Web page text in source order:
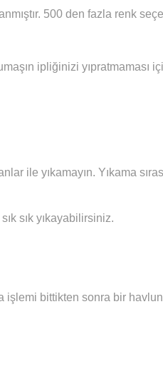
500 den fazla renk
ipliğinizi
ile yıkamayın. Yıkama
sık yıkayabilirsiniz.
işlemi bittikten sonra bir